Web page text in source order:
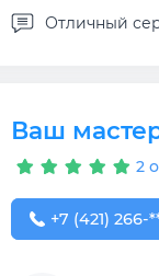
Отличный
Ваш
2
+7 (421) 266-
+7 (421) 266-